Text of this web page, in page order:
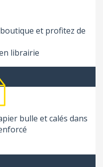
et profitez de
librairie
bulle et calés dans